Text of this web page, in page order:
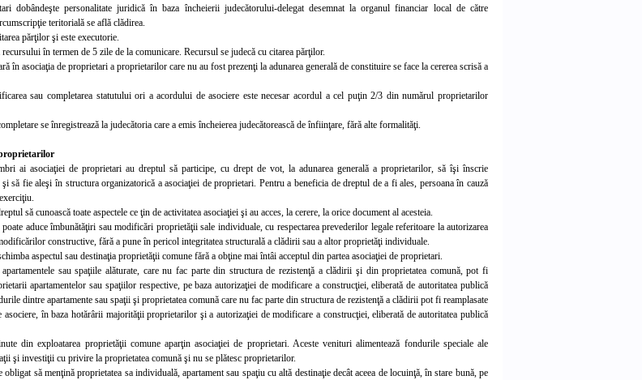
dobândeşte personalitate juridică în baza încheierii judecătorului-delegat desemnat la organul financiar local de către
teritorială se află clădirea.
părţilor şi este executorie.
în termen de 5 zile de la comunicare. Recursul se judecă cu citarea părţilor.
în asociaţia de proprietari a proprietarilor care nu au fost prezenţi la adunarea generală de constituire se face la cererea scrisă a
sau completarea statutului ori a acordului de asociere este necesaracordul a cel puţin 2/3 din numărul proprietarilor
se înregistrează la judecătoria care a emis încheierea judecătorească de înfiinţare, fără alte formalităţi.
ai asociaţiei de proprietari au dreptul să participe, cu drept de vot, la adunarea generală a proprietarilor, să îşi înscrie
şi să fie aleşi în structura organizatorică a asociaţiei de proprietari. Pentru a beneficia de dreptul de a fi ales, persoana în cauză
să cunoască toate aspectele ce ţin de activitatea asociaţiei şi au acces, la cerere, la orice document al acesteia.
aduce îmbunătăţiri sau modificări proprietăţii sale individuale, cu respectarea prevederilor legale referitoare la autorizarea
constructive, fără a pune în pericol integritatea structurală a clădirii sau a altor proprietăţi individuale.
aspectul sau destinaţia proprietăţii comune fără a obţine mai întâi acceptul din partea asociaţiei de proprietari.
sau spaţiile alăturate, care nu fac parte din structura de rezistenţă a clădirii şi din proprietatea comună, pot fi
apartamentelor sau spaţiilor respective, pe baza autorizaţiei de modificare a construcţiei, eliberată de autoritatea publică
dintre apartamente sau spaţii şi proprietatea comună care nu fac parte din structura de rezistenţă a clădirii pot fi reamplasate
în baza hotărârii majorităţii proprietarilor şi a autorizaţiei de modificare a construcţiei, eliberată de autoritatea publică
din exploatarea proprietăţii comune aparţin asociaţiei de proprietari. Aceste venituri alimentează fondurile speciale ale
şi investiţii cu privire la proprietatea comună şi nu se plătesc proprietarilor.
să menţină proprietatea sa individuală, apartament sau spaţiu cu altă destinaţie decât aceea de locuinţă, în stare bună, pe